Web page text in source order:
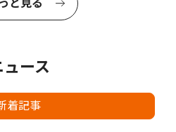
と見る
ース
着記事